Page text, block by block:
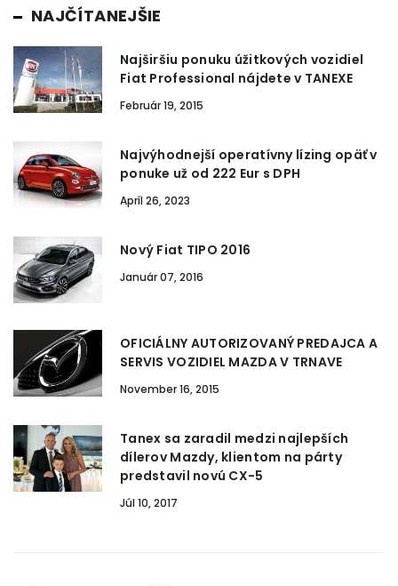
NAJČÍTANEJŠIE
Najširšiu ponuku úžitkových vozidiel
Fiat Professional nájdete v TANEXE
Február 19, 2015
Najvýhodnejší operatívny lízing opäť v
ponuke už od 222 Eur s DPH
Apríl 26, 2023
Nový Fiat TIPO 2016
Január 07, 2016
OFICIÁLNY AUTORIZOVANÝ PREDAJCA A
SERVIS VOZIDIEL MAZDA V TRNAVE
November 16, 2015
Tanex sa zaradil medzi najlepších
dílerov Mazdy, klientom na párty
predstavil novú CX-5
Júl 10, 2017